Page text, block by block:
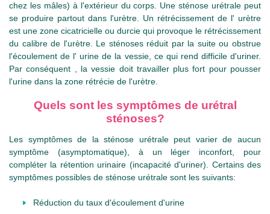
chez les mâles) à l'extérieur du corps. Une sténose urétrale peut
se produire partout dans l'urètre. Un rétrécissement de l' urètre
est une zone cicatricielle ou durcie qui provoque le rétrécissement
du calibre de l'urètre. Le sténoses réduit par la suite ou obstrue
l'écoulement de l' urine de la vessie, ce qui rend difficile d'uriner.
Par conséquent , la vessie doit travailler plus fort pour pousser
l'urine dans la zone rétrécie de l'urètre.
Quels sont les symptômes de urétral
sténoses?
Les symptômes de la sténose urétrale peut varier de aucun
symptôme (asymptomatique), à un léger inconfort, pour
compléter la rétention urinaire (incapacité d'uriner). Certains des
symptômes possibles de sténose urétrale sont les suivants:
Réduction du taux d'écoulement d'urine